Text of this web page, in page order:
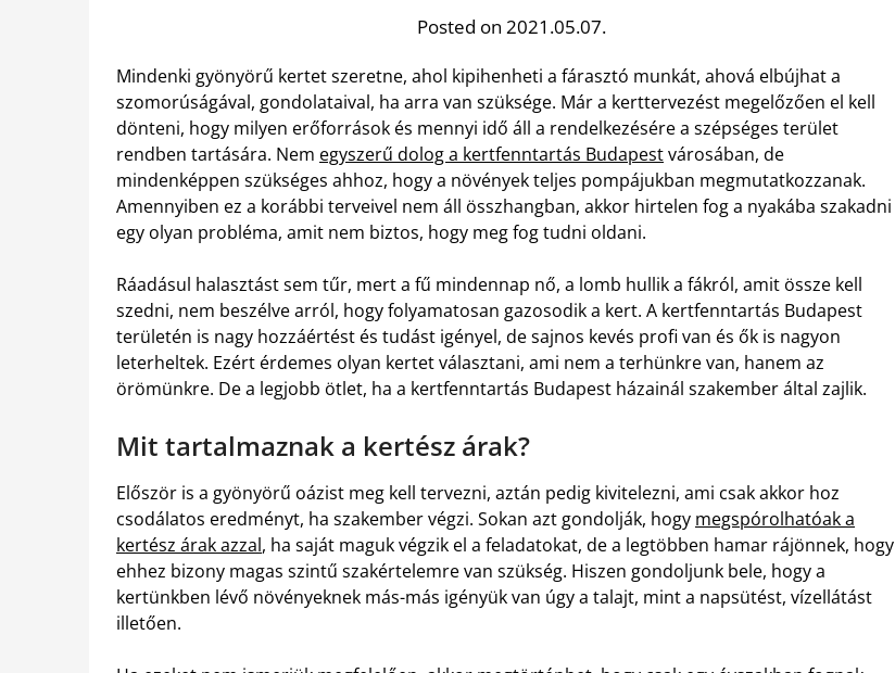
Posted on 2021.05.07.
Mindenki gyönyörű kertet szeretne, ahol kipihenheti a fárasztó munkát, ahová elbújhat a
szomorúságával, gondolataival, ha arra van szüksége. Már a kerttervezést megelőzően el kell
dönteni, hogy milyen erőforrások és mennyi idő áll a rendelkezésére a szépséges terület
rendben tartására. Nem egyszerű dolog a kertfenntartás Budapestvárosában, de
mindenképpen szükséges ahhoz, hogy a növények teljes pompájukban megmutatkozzanak.
Amennyiben ez a korábbi terveivel nem áll összhangban, akkor hirtelen fog a nyakába szakadni
egy olyan probléma, amit nem biztos, hogy meg fog tudni oldani.
Ráadásul halasztást sem tűr, mert a fű mindennap nő, a lomb hullik a fákról, amit össze kell
szedni, nem beszélve arról, hogy folyamatosan gazosodik a kert. A kertfenntartás Budapest
területén is nagy hozzáértést és tudást igényel, de sajnos kevés profi van és ők is nagyon
leterheltek. Ezért érdemes olyan kertet választani, ami nem a terhünkre van, hanem az
örömünkre. De a legjobb ötlet, ha a kertfenntartás Budapest házainál szakember által zajlik.
Mit tartalmaznak a kertész árak?
Először is a gyönyörű oázist meg kell tervezni, aztán pedig kivitelezni, ami csak akkor hoz
csodálatos eredményt, ha szakember végzi. Sokan azt gondolják, hogy megspórolhatóak a
kertész árak azzal, ha saját maguk végzik el a feladatokat, de a legtöbben hamar rájönnek, hogy
ehhez bizony magas szintű szakértelemre van szükség. Hiszen gondoljunk bele, hogy a
kertünkben lévő növényeknek más-más igényük van úgy a talajt, mint a napsütést, vízellátást
illetően.